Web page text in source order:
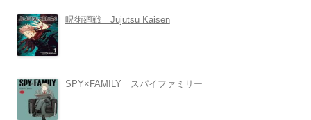
呪術廻戦 Jujutsu Kaisen
SPY×FAMILY スパイファミリー